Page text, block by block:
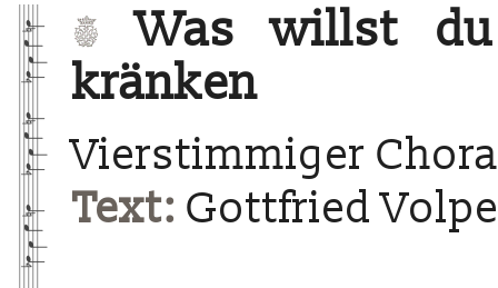
Was willst
kränken
Vierstimmiger
Text: Gottfried